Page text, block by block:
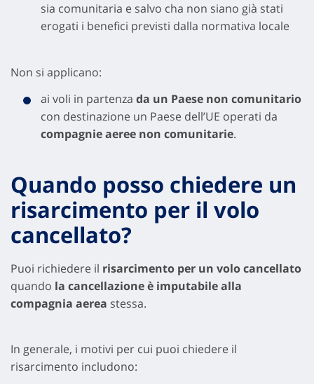
sia comunitaria e salvo cha non siano già stati
erogati i benefici previsti dalla normativa locale
Non si applicano:
ai voli in partenza da un Paese non comunitario
con destinazione un Paese dell’UE operati da
compagnie aeree non comunitarie.
Quando posso chiedere un
risarcimento per il volo
cancellato?
Puoi richiedere il risarcimento per un volo cancellato
quando la cancellazione è imputabile alla
compagnia aerea stessa.
In generale, i motivi per cui puoi chiedere il
risarcimento includono: